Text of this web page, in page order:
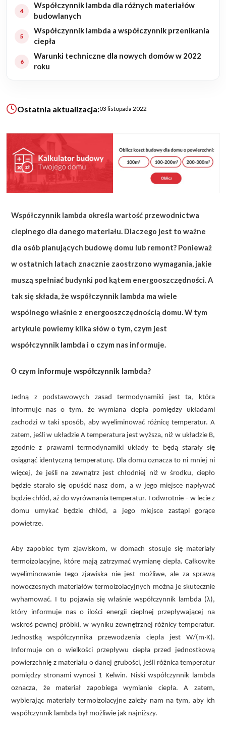
O NAS
ZAPISZ SIĘ
Współczynnik lambda dla różnych materiałów
budowlanych
Współczynnik lambda a współczynnik przenikania
ciepła
Warunki techniczne dla nowych domów w 2022
roku
Ostatnia aktualizacja:03 listopada 2022
Współczynnik lambda określa wartość przewodnictwa
cieplnego dla danego materiału. Dlaczego jest to ważne
dla osób planujących budowę domu lub remont? Ponieważ
w ostatnich latach znacznie zaostrzono wymagania, jakie
muszą spełniać budynki pod kątem energooszczędności. A
tak się składa, że współczynnik lambda ma wiele
wspólnego właśnie z energooszczędnością domu. W tym
artykule powiemy kilka słów o tym, czym jest
współczynnik lambda i o czym nas informuje.
O czym informuje współczynnik lambda?
Jedną z podstawowych zasad termodynamiki jest ta, która
informuje nas o tym, że wymiana ciepła pomiędzy układami
zachodzi w taki sposób, aby wyeliminować różnicę temperatur. A
zatem, jeśli w układzie A temperatura jest wyższa, niż w układzie B,
zgodnie z prawami termodynamiki układy te będą starały się
osiągnąć identyczną temperaturę. Dla domu oznacza to ni mniej ni
więcej, że jeśli na zewnątrz jest chłodniej niż w środku, ciepło
będzie starało się opuścić nasz dom, a w jego miejsce napływać
będzie chłód, aż do wyrównania temperatur. I odwrotnie – w lecie z
domu umykać będzie chłód, a jego miejsce zastąpi gorące
powietrze.
Aby zapobiec tym zjawiskom, w domach stosuje się materiały
termoizolacyjne, które mają zatrzymać wymianę ciepła. Całkowite
wyeliminowanie tego zjawiska nie jest możliwe, ale za sprawą
nowoczesnych materiałów termoizolacyjnych można je skutecznie
wyhamować. I tu pojawia się właśnie współczynnik lambda (λ),
który informuje nas o ilości energii cieplnej przepływającej na
wskroś pewnej próbki, w wyniku zewnętrznej różnicy temperatur.
Jednostką współczynnika przewodzenia ciepła jest W/(m·K).
Informuje on o wielkości przepływu ciepła przed jednostkową
powierzchnię z materiału o danej grubości, jeśli różnica temperatur
pomiędzy stronami wynosi 1 Kelwin. Niski współczynnik lambda
oznacza, że materiał zapobiega wymianie ciepła. A zatem,
wybierając materiały termoizolacyjne zależy nam na tym, aby ich
współczynnik lambda był możliwie jak najniższy.